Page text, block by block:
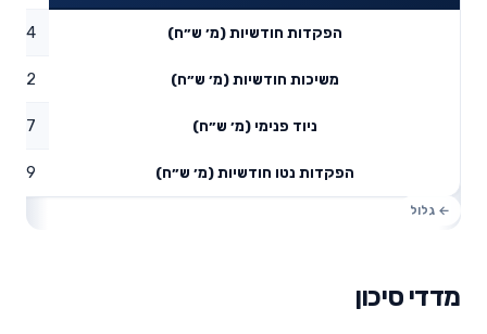
הפקדות חודשיות (מ׳ ש״ח)
משיכות חודשיות (מ׳ ש״ח)
ניוד פנימי (מ׳ ש״ח)
הפקדות נטו חודשיות (מ׳ ש״ח)
מדדי סיכון